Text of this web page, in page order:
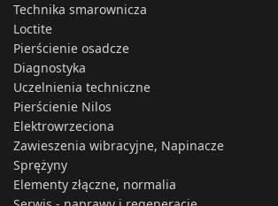
Technika smarownicza
Loctite
Pierścienie osadcze
Diagnostyka
Uczelnienia techniczne
Pierścienie Nilos
Elektrowrzeciona
Zawieszenia wibracyjne, Napinacze
Sprężyny
Elementy złączne, normalia